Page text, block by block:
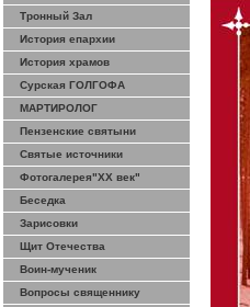
Тронный Зал
История епархии
История храмов
Сурская ГОЛГОФА
МАРТИРОЛОГ
Пензенские святыни
Святые источники
Фотогалерея"ХХ век"
Беседка
Зарисовки
Щит Отечества
Воин-мученик
Вопросы священнику